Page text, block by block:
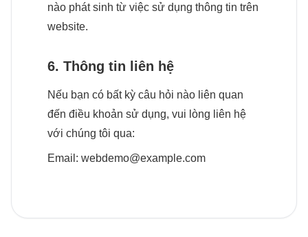
nào phát sinh từ việc sử dụng thông tin trên
website.
6. Thông tin liên hệ
Nếu bạn có bất kỳ câu hỏi nào liên quan
đến điều khoản sử dụng, vui lòng liên hệ
với chúng tôi qua:
Email: webdemo@example.com